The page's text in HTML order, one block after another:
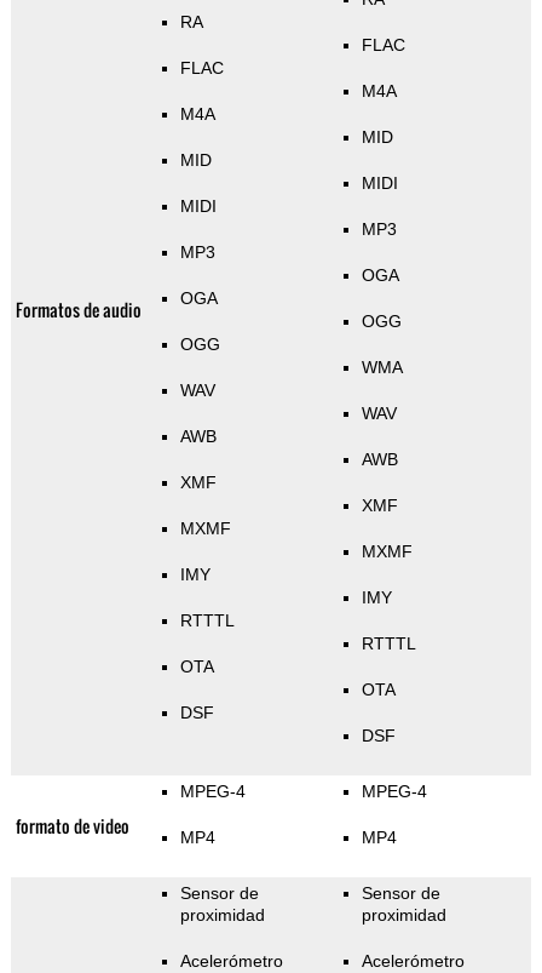
Formatos de audio
RA
FLAC
M4A
MID
MIDI
MP3
OGA
OGG
WAV
AWB
XMF
MXMF
IMY
RTTTL
OTA
DSF
FLAC
M4A
MID
MIDI
MP3
OGA
OGG
WMA
WAV
AWB
XMF
MXMF
IMY
RTTTL
OTA
DSF
formato de video
MPEG-4
MP4
MPEG-4
MP4
Sensor de
proximidad
Acelerómetro
Sensor de
proximidad
Acelerómetro